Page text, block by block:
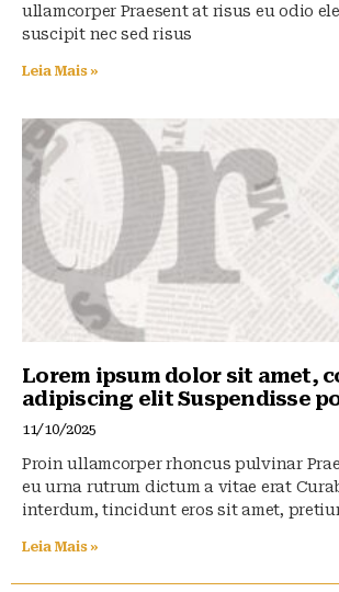
ullamcorper Praesent at risus eu odio
suscipit nec sed risus
Leia Mais »
Lorem ipsum dolor sit amet,
adipiscing elit Suspendisse
11/10/2025
Proin ullamcorper rhoncus pulvinar
eu urna rutrum dictum a vitae erat
interdum, tincidunt eros sit amet,
Leia Mais »